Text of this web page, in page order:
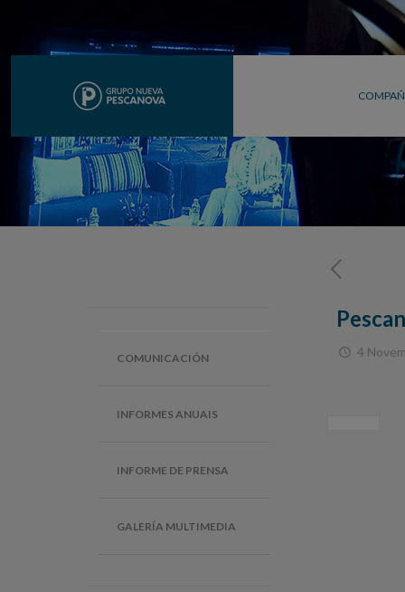
4
COMUNICACIÓN
INFORMES ANUAIS
INFORME DE PRENSA
GALERÍA MULTIMEDIA